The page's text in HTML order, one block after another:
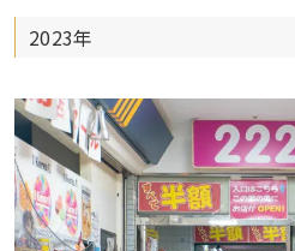
2023年